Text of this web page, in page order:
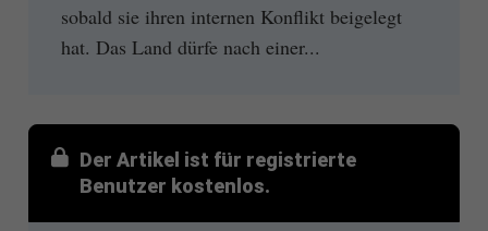
sobald sie ihren internen Konflikt beigelegt
hat. Das Land dürfe nach einer...
Der Artikel ist für registrierte
Benutzer kostenlos.